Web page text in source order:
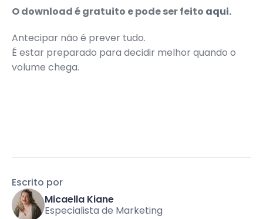
O download é gratuito e pode ser feito aqui.
Antecipar não é prever tudo.
É estar preparado para decidir melhor quando o
volume chega.
Escrito por
Micaella Kiane
Especialista de Marketing